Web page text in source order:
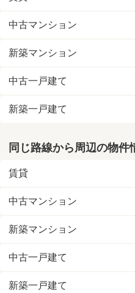
中古マンション
新築マンション
中古一戸建て
新築一戸建て
同じ路線から周辺の物件
賃貸
中古マンション
新築マンション
中古一戸建て
新築一戸建て